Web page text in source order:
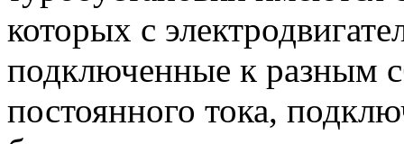
которых с
подключенные к разным
постоянного тока,